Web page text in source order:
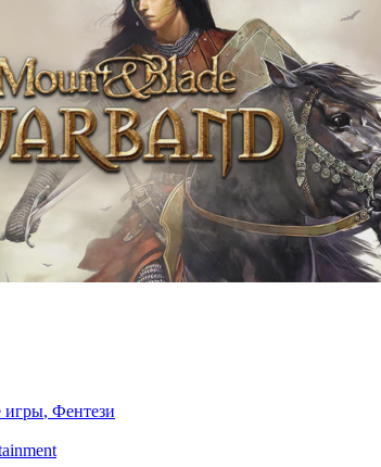
игры, Фентези